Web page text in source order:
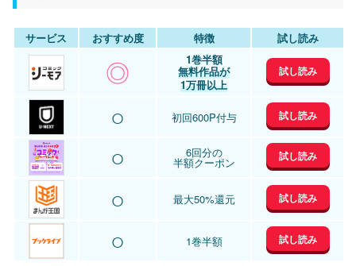
サービス おすすめ度 特徴 試し読み
◎ 1巻半額
無料作品が
1万冊以上
試し読み
○ 初回600P付与 試し読み
○ 6回分の
半額クーポン 試し読み
○ 最大50%還元 試し読み
○ 1巻半額 試し読み